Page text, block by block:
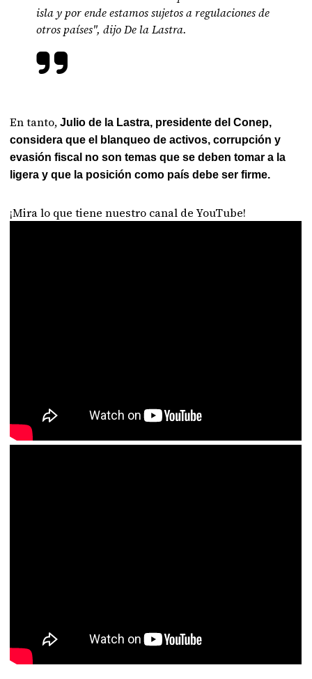
isla y por ende estamos sujetos a regulaciones de
otros países", dijo De la Lastra.
En tanto, Julio de la Lastra, presidente del Conep,
considera que el blanqueo de activos, corrupción y
evasión fiscal no son temas que se deben tomar a la
ligera y que la posición como país debe ser firme.
¡Mira lo que tiene nuestro canal de YouTube!